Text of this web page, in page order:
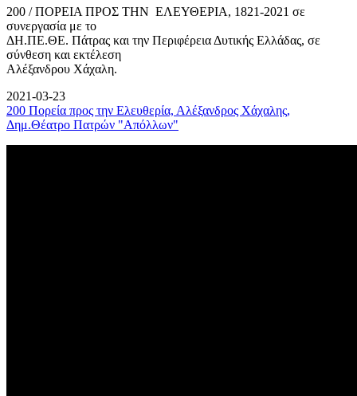
200 / ΠΟΡΕΙΑ ΠΡΟΣ ΤΗΝ ΕΛΕΥΘΕΡΙΑ, 1821-2021 σε
συνεργασία με το
ΔΗ.ΠΕ.ΘΕ. Πάτρας και την Περιφέρεια Δυτικής Ελλάδας, σε
σύνθεση και εκτέλεση
Αλέξανδρου Χάχαλη.
2021-03-23
200 Πορεία προς την Ελευθερία, Αλέξανδρος Χάχαλης,
Δημ.Θέατρο Πατρών "Απόλλων"